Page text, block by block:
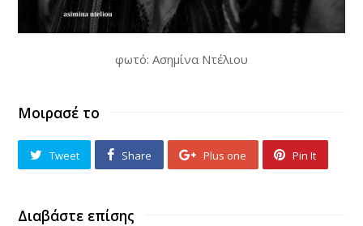
φωτό: Ασημίνα Ντέλιου
Μοιρασέ το
Tweet Share Plus one Pin It
Διαβάστε επίσης